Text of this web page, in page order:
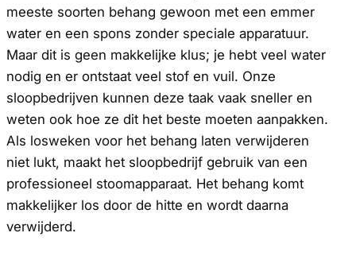
meeste soorten behang gewoon met een emmer
water en een spons zonder speciale apparatuur.
Maar dit is geen makkelijke klus; je hebt veel water
nodig en er ontstaat veel stof en vuil. Onze
sloopbedrijven kunnen deze taak vaak sneller en
weten ook hoe ze dit het beste moeten aanpakken.
Als losweken voor het behang laten verwijderen
niet lukt, maakt het sloopbedrijf gebruik van een
professioneel stoomapparaat. Het behang komt
makkelijker los door de hitte en wordt daarna
verwijderd.